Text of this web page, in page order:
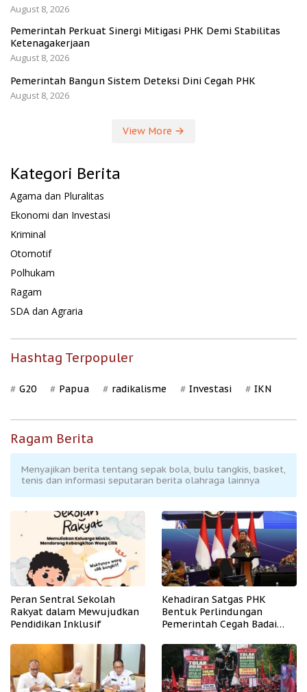
August 8, 2026
Pemerintah Perkuat Sinergi Mitigasi PHK Demi Stabilitas
Ketenagakerjaan
August 8, 2026
Pemerintah Bangun Sistem Deteksi Dini Cegah PHK
August 8, 2026
View More
Kategori Berita
Agama dan Pluralitas
Ekonomi dan Investasi
Kriminal
Otomotif
Polhukam
Ragam
SDA dan Agraria
Hashtag Terpopuler
G20 Papua radikalisme Investasi IKN
Ragam Berita
Menyajikan berita tentang sepak bola, bulu tangkis, basket,
tenis dan informasi seputaran berita olahraga lainnya
Peran Sentral Sekolah
Rakyat dalam Mewujudkan
Pendidikan Inklusif
Kehadiran Satgas PHK
Bentuk Perlindungan
Pemerintah Cegah Badai